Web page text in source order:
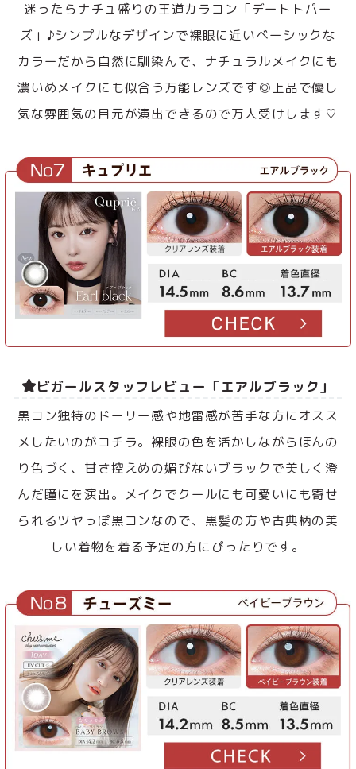
迷ったらナチュ盛りの王道カラコン「デートトパー
ズ」♪シンプルなデザインで裸眼に近いベーシックな
カラーだから自然に馴染んで、ナチュラルメイクにも
濃いめメイクにも似合う万能レンズです◎上品で優し
気な雰囲気の目元が演出できるので万人受けします♡
ビガールスタッフレビュー「エアルブラック」
黒コン独特のドーリー感や地雷感が苦手な方にオスス
メしたいのがコチラ。裸眼の色を活かしながらほんの
り色づく、甘さ控えめの媚びないブラックで美しく澄
んだ瞳にを演出。メイクでクールにも可愛いにも寄せ
られるツヤっぽ黒コンなので、黒髪の方や古典柄の美
しい着物を着る予定の方にぴったりです。